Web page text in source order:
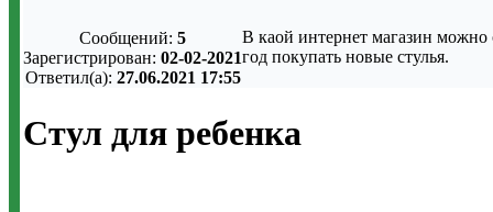
Сообщений: 5
Зарегистрирован: 02-02-2021
Ответил(а): 27.06.2021 17:55
В каой интернет магазин можно
год покупать новые стулья.
Стул для ребенка